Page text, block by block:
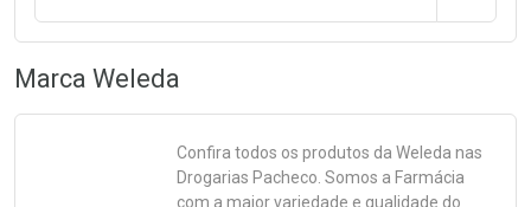
Marca Weleda
Confira todos os produtos da Weleda nas
Drogarias Pacheco. Somos a Farmácia
com a maior variedade e qualidade do